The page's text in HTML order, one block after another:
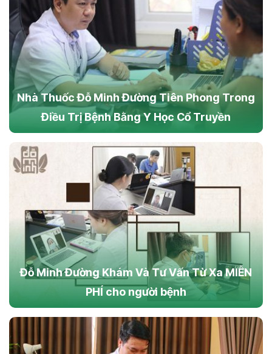
Nhà Thuốc Đỗ Minh Đường Tiên Phong Trong
Điều Trị Bệnh Bằng Y Học Cổ Truyền
Đỗ Minh Đường Khám Và Tư Vấn Từ Xa MIỄN
PHÍ cho người bệnh